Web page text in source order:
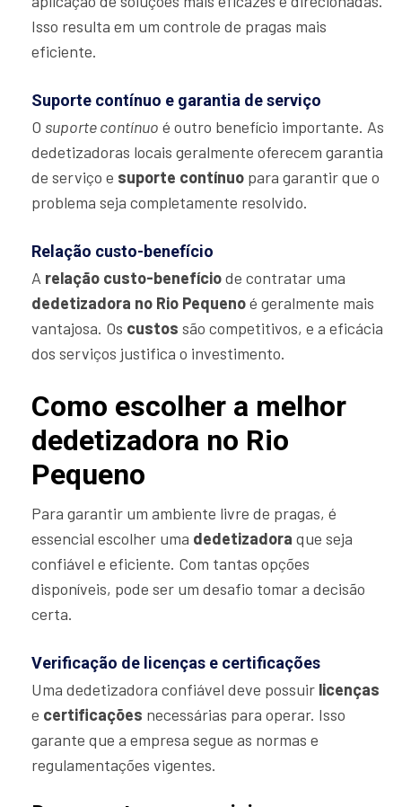
Isso resulta em um controle de pragas mais
eficiente.
Suporte contínuo e garantia de serviço
O suporte contínuo é outro benefício importante. As
dedetizadoras locais geralmente oferecem garantia
de serviço e suporte contínuo para garantir que o
problema seja completamente resolvido.
Relação custo-benefício
A relação custo-benefíciode contratar uma
dedetizadora no Rio Pequenoé geralmente mais
vantajosa. Os custos são competitivos, e a eficácia
dos serviços justifica o investimento.
Como escolher a melhor
dedetizadora no Rio
Pequeno
Para garantir um ambiente livre de pragas, é
essencial escolher uma dedetizadora que seja
confiável e eficiente. Com tantas opções
disponíveis, pode ser um desafio tomar a decisão
certa.
Verificação de licenças e certificações
Uma dedetizadora confiável deve possuir licenças
e certificações necessárias para operar. Isso
garante que a empresa segue as normas e
regulamentações vigentes.